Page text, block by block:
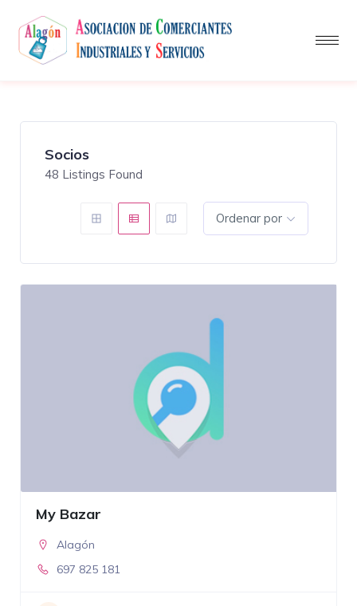
Socios
48 Listings Found
Ordenar por
My Bazar
Alagón
697 825 181